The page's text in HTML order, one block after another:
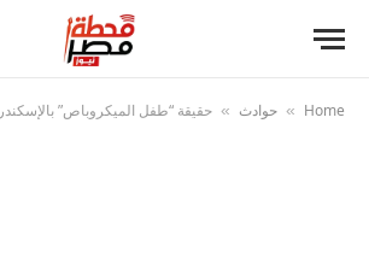
Home
» حوادث » حقيقة “طفل الميكروباص” بالإسكندرية.. التحريات